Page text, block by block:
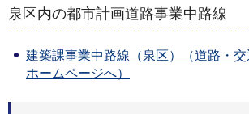
泉区内の都市計画道路事業中路線
建築課事業中路線（泉区）（道路・
ホームページへ）